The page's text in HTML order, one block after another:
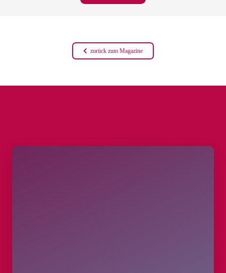
zurück zum Magazine